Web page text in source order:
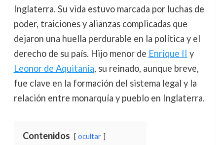
Inglaterra. Su vida estuvo marcada por luchas de
poder, traiciones y alianzas complicadas que
dejaron una huella perdurable en la política y el
derecho de su país. Hijo menor de Enrique II y
Leonor de Aquitania, su reinado, aunque breve,
fue clave en la formación del sistema legal y la
relación entre monarquía y pueblo en Inglaterra.
Contenidos ocultar